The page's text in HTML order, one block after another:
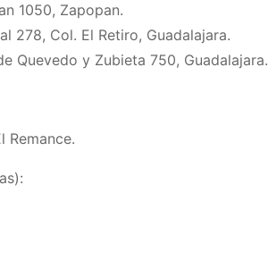
1050, Zapopan.
278, Col. El Retiro, Guadalajara.
Quevedo y Zubieta 750, Guadalajara.
Remance.